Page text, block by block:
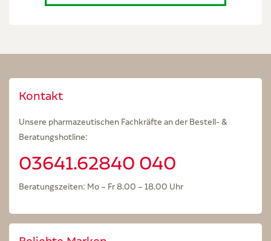
Kontakt
Unsere pharmazeutischen Fachkräfte an der Bestell- &
Beratungshotline:
03641.62840 040
Beratungszeiten: Mo – Fr 8.00 – 18.00 Uhr